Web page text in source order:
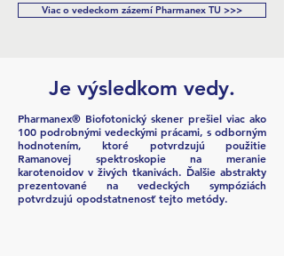
Viac o vedeckom zázemí Pharmanex TU >>>
Je výsledkom vedy.
Pharmanex® Biofotonický skener prešiel viac ako
100 podrobnými vedeckými prácami, s odborným
hodnotením, ktoré potvrdzujú použitie
Ramanovej spektroskopie na meranie
karotenoidov v živých tkanivách. Ďalšie abstrakty
prezentované na vedeckých sympóziách
potvrdzujú opodstatnenosť tejto metódy.